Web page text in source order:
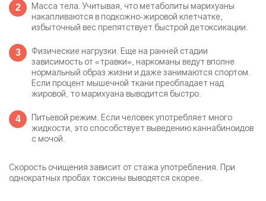
Масса тела. Учитывая, что метаболиты марихуаны
накапливаются в подкожно-жировой клетчатке,
избыточный вес препятствует быстрой детоксикации.
Физические нагрузки. Еще на ранней стадии
зависимость от «травки», наркоманы ведут вполне
нормальный образ жизни и даже занимаются спортом.
Если процент мышечной ткани преобладает над
жировой, то марихуана выводится быстро.
Питьевой режим. Если человек употребляет много
жидкости, это способствует выведению каннабиноидов
с мочой.
Скорость очищения зависит от стажа употребления. При
однократных пробах токсины выводятся скорее.